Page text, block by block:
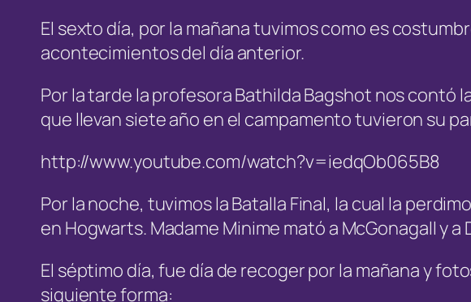
El sexto día, por la mañana tuvimos como es
acontecimientos del día anterior.
Por la tarde la profesora Bathilda Bagshot nos contó
que llevan siete año en el campamento tuvieron su
http://www.youtube.com/watch?v=iedqOb065B8
Por la noche, tuvimos la Batalla Final, la cual la
en Hogwarts. Madame Minime mató a McGonagall y
El séptimo día, fue día de recoger por la mañana y
siguiente forma: